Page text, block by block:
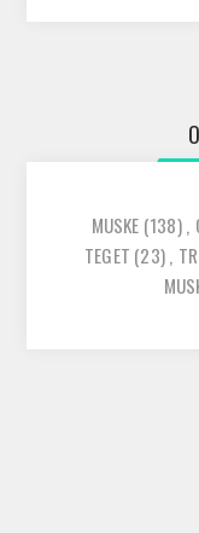
MUSKE (138),
TEGET (23),